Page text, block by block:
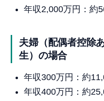
年収2,000万円：約
夫婦（配偶者控除
生）の場合
年収300万円：約
年収400万円：約